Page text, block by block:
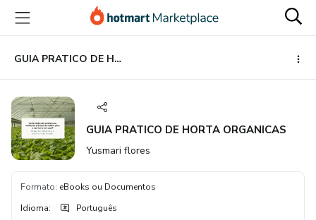
para
conteúdo
principal
para
pagamento
para
rodapé
GUIA PRATICO DE HORTA ORGANICAS
GUIA PRATICO DE HORTA ORGANICAS
Yusmari flores
Formato: eBooks ou Documentos
Idioma: Português